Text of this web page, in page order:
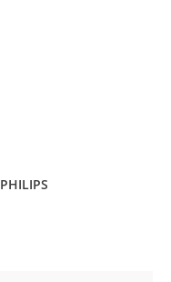
PHILIPS